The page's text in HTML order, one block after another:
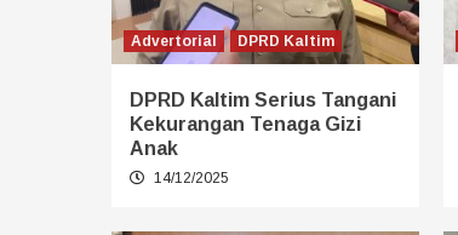
Advertorial DPRD Kaltim
DPRD Kaltim Serius Tangani
Kekurangan Tenaga Gizi
Anak
14/12/2025